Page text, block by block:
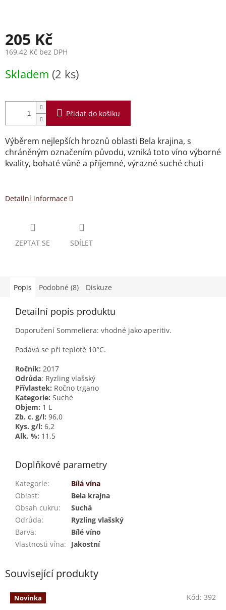
205 Kč
169,42 Kč bez DPH
cena:
Skladem (2 ks)
Přidat do košíku
Výběrem nejlepších hroznů oblasti Bela krajina, s
chráněným označením původu, vzniká toto víno výborné
kvality, bohaté vůně a příjemné, výrazné suché chuti
Detailní informace
ZEPTAT SE SDÍLET
Popis Podobné (8) Diskuze
Detailní popis produktu
Doporučení Sommeliera: vhodné jako aperitiv.
Podává se při teplotě 10°C.
Ročník: 2017
Odrůda: Ryzling vlašský
Přívlastek: Ročno trgano
Kategorie: Suché
Objem: 1 L
Zb. c. g/l: 96,0
Kys. g/l: 6,2
Alk. %: 11,5
Doplňkové parametry
Kategorie:
Bílá vína
Oblast:
Bela krajna
Obsah cukru:
Suchá
Odrůda:
Ryzling vlašský
Barva:
Bílé víno
Vlastnosti vína: Jakostní
Související produkty
Novinka Kód: 392